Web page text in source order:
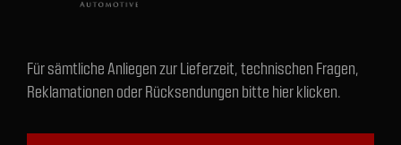
Für sämtliche Anliegen zur Lieferzeit, technischen Fragen,
Reklamationen oder Rücksendungen bitte hier klicken.